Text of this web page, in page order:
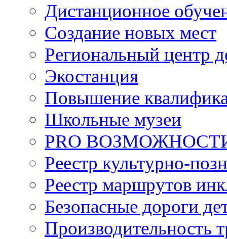
Дистанционное
Создание новых мест
Региональный центр
Экостанция
Повышение
Школьные музеи
PRO
Реестр культурно-
Реестр маршрутов
Безопасные дороги
Производительность